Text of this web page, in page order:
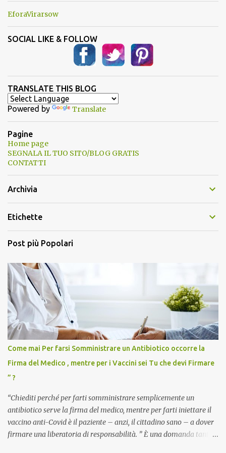
EforaVirarsow
SOCIAL LIKE & FOLLOW
TRANSLATE THIS BLOG
Powered by Translate
Pagine
Home page
SEGNALA IL TUO SITO/BLOG GRATIS
CONTATTI
Archivia
Etichette
Post più Popolari
Come mai Per farsi Somministrare un Antibiotico occorre la
Firma del Medico , mentre per i Vaccini sei Tu che devi Firmare
” ?
“Chiediti perché per farti somministrare semplicemente un
antibiotico serve la firma del medico, mentre per farti iniettare il
vaccino anti-Covid è il paziente – anzi, il cittadino sano – a dover
firmare una liberatoria di responsabilità. ” È una domanda tanto